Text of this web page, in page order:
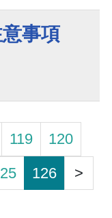
事項
119
120
126
>